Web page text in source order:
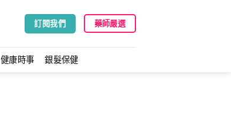
訂閱我們 藥師嚴選
健康時事 銀髮保健